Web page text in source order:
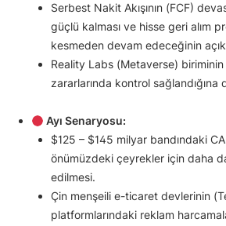
Serbest Nakit Akışının (FCF)
güçlü kalması ve hisse geri alım
kesmeden devam edeceğinin
Reality Labs (Metaverse)
zararlarında kontrol sağlandığına
Ayı Senaryosu:
$125 – $145 milyar bandındaki
önümüzdeki çeyrekler için daha
edilmesi.
Çin menşeili e-ticaret devlerinin
platformlarındaki reklam